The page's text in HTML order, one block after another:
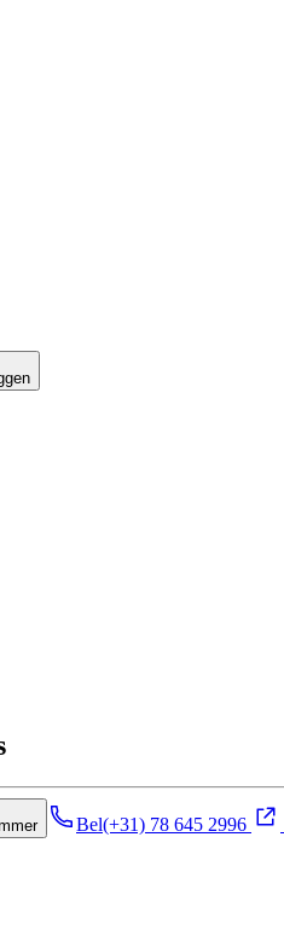
Bel(+31) 78 645 2996